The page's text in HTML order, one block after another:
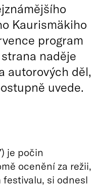
Kaurismäkiho
program
naděje
autorových děl,
uvede.
je počin
ocenění za režii,
si odnesl